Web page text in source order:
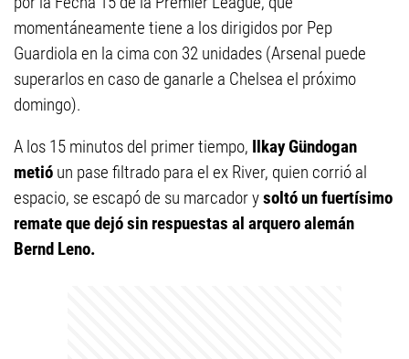
momentáneamente tiene a los dirigidos por Pep
Guardiola en la cima con 32 unidades (Arsenal puede
superarlos en caso de ganarle a Chelsea el próximo
domingo).
A los 15 minutos del primer tiempo, Ilkay Gündogan
metió un pase filtrado para el ex River, quien corrió al
espacio, se escapó de su marcador ysoltó un fuertísimo
remate que dejó sin respuestas al arquero alemán
Bernd Leno.